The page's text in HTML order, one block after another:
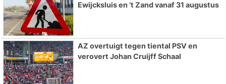
Ewijcksluis en ’t Zand vanaf 31 augustus
AZ overtuigt tegen tiental PSV en
verovert Johan Cruijff Schaal